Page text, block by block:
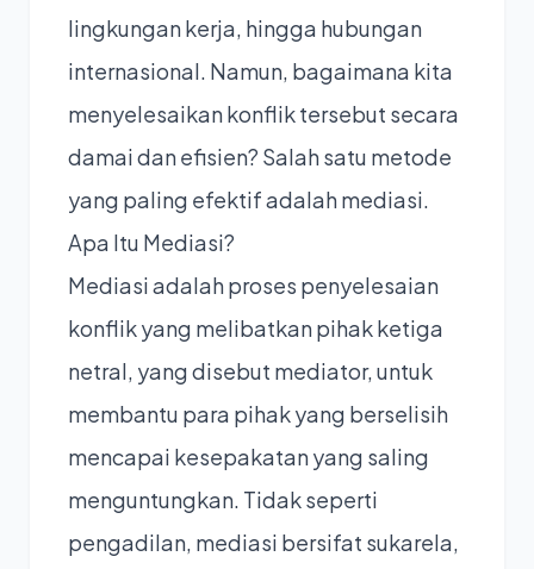
lingkungan kerja, hingga hubungan
internasional. Namun, bagaimana kita
menyelesaikan konflik tersebut secara
damai dan efisien? Salah satu metode
yang paling efektif adalah mediasi.
Apa Itu Mediasi?
Mediasi adalah proses penyelesaian
konflik yang melibatkan pihak ketiga
netral, yang disebut mediator, untuk
membantu para pihak yang berselisih
mencapai kesepakatan yang saling
menguntungkan. Tidak seperti
pengadilan, mediasi bersifat sukarela,